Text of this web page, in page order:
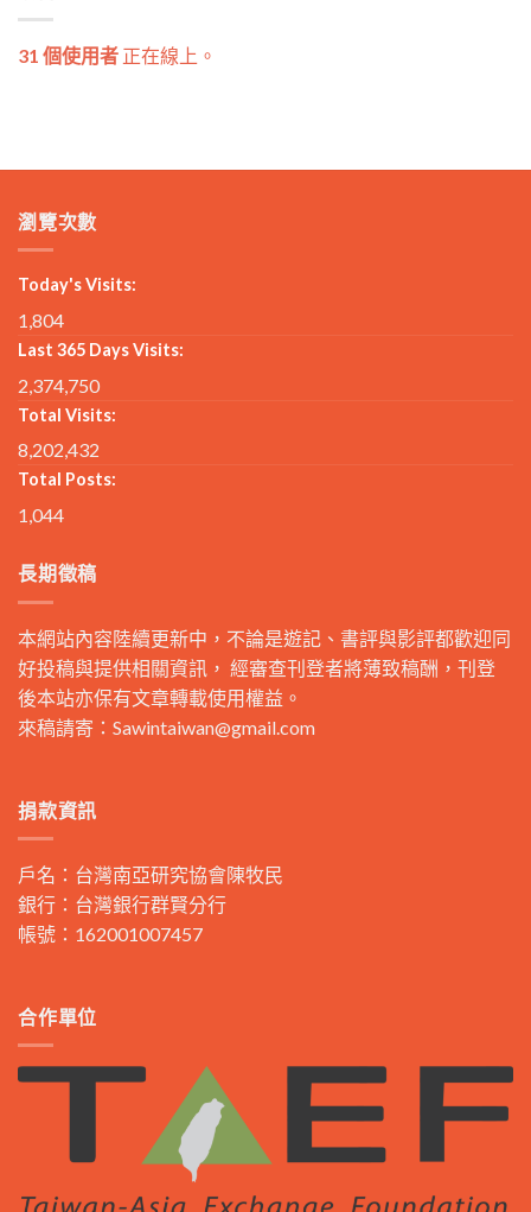
31 個使用者 正在線上。
瀏覽次數
Today's Visits:
1,804
Last 365 Days Visits:
2,374,750
Total Visits:
8,202,432
Total Posts:
1,044
長期徵稿
本網站內容陸續更新中，不論是遊記、書評與影評都歡迎同
好投稿與提供相關資訊， 經審查刊登者將薄致稿酬，刊登
後本站亦保有文章轉載使用權益。
來稿請寄： Sawintaiwan@gmail.com
捐款資訊
戶名：台灣南亞研究協會陳牧民
銀行：台灣銀行群賢分行
帳號：162001007457
合作單位